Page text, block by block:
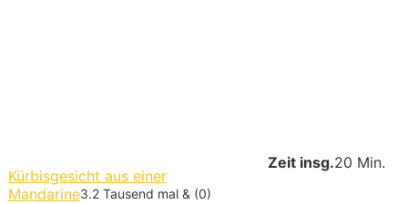
Zeit insg.20 Min.
Kürbisgesicht aus einer
Mandarine3.2 Tausend mal & (0)